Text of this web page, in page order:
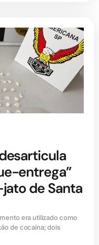
entrega”
de Santa
era utilizado como
de cocaína; dois